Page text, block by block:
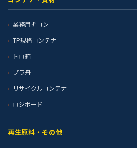
業務用折コン
TP規格コンテナ
トロ箱
プラ舟
リサイクルコンテナ
ロジボード
再生原料・その他